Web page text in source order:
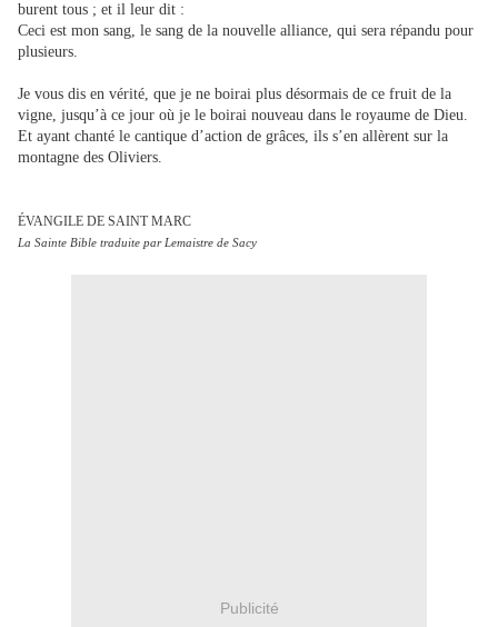
burent tous ; et il leur dit :
Ceci est mon sang, le sang de la nouvelle alliance, qui sera répandu pour
plusieurs.
Je vous dis en vérité, que je ne boirai plus désormais de ce fruit de la
vigne, jusqu’à ce jour où je le boirai nouveau dans le royaume de Dieu.
Et ayant chanté le cantique d’action de grâces, ils s’en allèrent sur la
montagne des Oliviers.
ÉVANGILE DE SAINT MARC
La Sainte Bible traduite par Lemaistre de Sacy
Publicité